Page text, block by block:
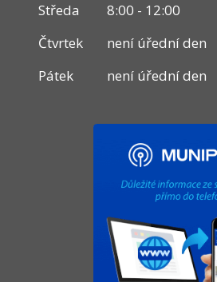
Středa
8:00 - 12:00
Čtvrtek
není úřední den
Pátek
není úřední den